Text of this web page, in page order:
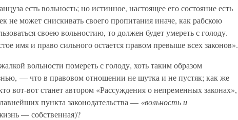
есть вольность; но истинное, настоящее его состояние есть
не может снискивать своего пропитания иначе, как рабскою
своею вольностию, то должен будет умереть с голоду.
имя и право сильного остается правом превыше всех законов».
вольности помереть с голоду, хоть таким образом
— что в правовом отношении не шутка и не пустяк; как же
вот-вот станет автором «Рассуждения о непременных законах»,
пункта законодательства — «вольность и
— собственная)?